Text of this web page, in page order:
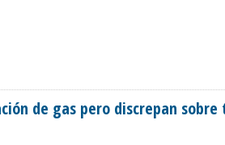
de gas pero discrepan